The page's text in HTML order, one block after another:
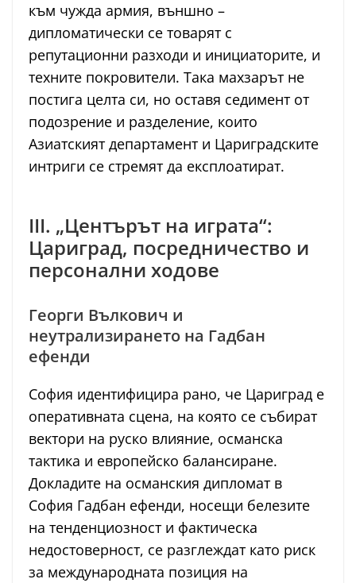
към чужда армия, външно –
дипломатически се товарят с
репутационни разходи и инициаторите, и
техните покровители. Така махзарът не
постига целта си, но оставя седимент от
подозрение и разделение, които
Азиатският департамент и Цариградските
интриги се стремят да експлоатират.
III. „Центърът на играта“:
Цариград, посредничество и
персонални ходове
Георги Вълкович и
неутрализирането на Гадбан
ефенди
София идентифицира рано, че Цариград е
оперативната сцена, на която се събират
вектори на руско влияние, османска
тактика и европейско балансиране.
Докладите на османския дипломат в
София Гадбан ефенди, носещи белезите
на тенденциозност и фактическа
недостоверност, се разглеждат като риск
за международната позиция на